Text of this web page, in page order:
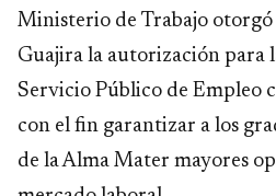
Ministerio de Trabajo otorgó
Guajira la autorización para
Servicio Público de Empleo
con el fin garantizar a los
de la Alma Mater mayores